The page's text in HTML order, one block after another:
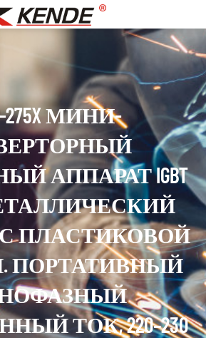
275X МИНИ-
АППАРАТ IGBT
ПЛАСТИКОВОЙ
ПОРТАТИВНЫЙ
ТОК, 220–230